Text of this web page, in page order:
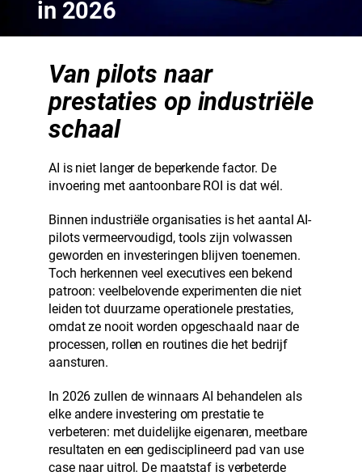
in 2026
Van pilots naar
prestaties op industriële
schaal
AI is niet langer de beperkende factor. De
invoering met aantoonbare ROI is dat wél.
Binnen industriële organisaties is het aantal AI-
pilots vermeervoudigd, tools zijn volwassen
geworden en investeringen blijven toenemen.
Toch herkennen veel executives een bekend
patroon: veelbelovende experimenten die niet
leiden tot duurzame operationele prestaties,
omdat ze nooit worden opgeschaald naar de
processen, rollen en routines die het bedrijf
aansturen.
In 2026 zullen de winnaars AI behandelen als
elke andere investering om prestatie te
verbeteren: met duidelijke eigenaren, meetbare
resultaten en een gedisciplineerd pad van use
case naar uitrol. De maatstaf is verbeterde